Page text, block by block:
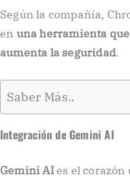
Según la compañía,
en una herramienta
aumenta la seguridad.
Saber Más..
Integración de Gemini AI
Gemini AIes el corazón